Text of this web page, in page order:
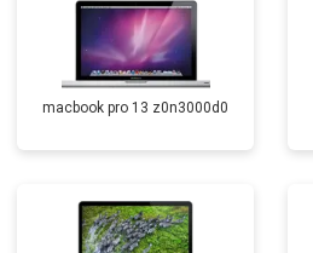
macbook pro 13 z0n3000d0